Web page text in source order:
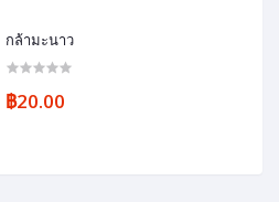
กล้ามะนาว
฿20.00